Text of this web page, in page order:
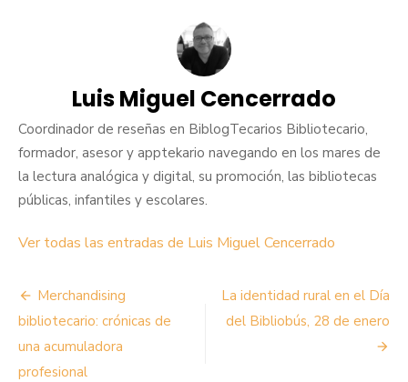
Luis Miguel Cencerrado
Coordinador de reseñas en BiblogTecarios Bibliotecario,
formador, asesor y apptekario navegando en los mares de
la lectura analógica y digital, su promoción, las bibliotecas
públicas, infantiles y escolares.
Ver todas las entradas de Luis Miguel Cencerrado
Navegación
de
entradas
Merchandising
bibliotecario: crónicas de
una acumuladora
profesional
La identidad rural en el Día
del Bibliobús, 28 de enero